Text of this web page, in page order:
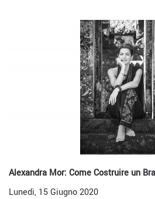
Alexandra Mor: Come Costruire un
Lunedì, 15 Giugno 2020